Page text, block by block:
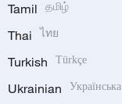
Tamil தமிழ்
Thai ไทย
Turkish Türkçe
Ukrainian Українська